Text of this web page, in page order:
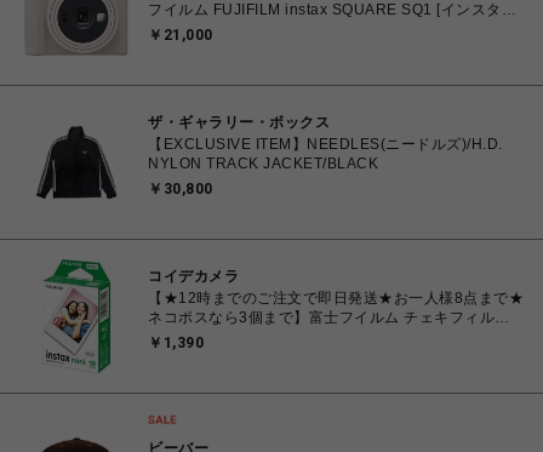
フイルム FUJIFILM instax SQUARE SQ1 [インスタン
トカメラ チェキスクエア チョークホワイト
￥21,000
ザ・ギャラリー・ボックス
【EXCLUSIVE ITEM】NEEDLES(ニードルズ)/H.D.
NYLON TRACK JACKET/BLACK
￥30,800
コイデカメラ
【★12時までのご注文で即日発送★お一人様8点まで★
ネコポスなら3個まで】富士フイルム チェキフィル
ム FUJIFILM INSTAX MINI JP1 [ チェキ instax mini
￥1,390
ビーバー